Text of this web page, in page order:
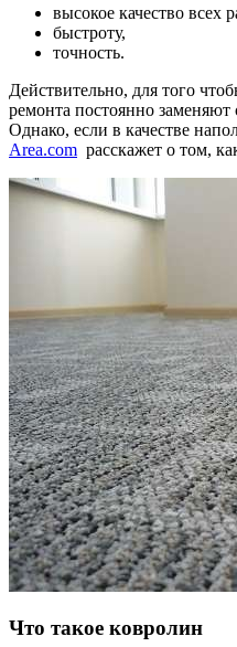
высокое качество всех
быстроту,
точность.
Действительно, для того
ремонта постоянно
Однако, если в качестве
Area.com расскажет о том,
Что такое ковролин